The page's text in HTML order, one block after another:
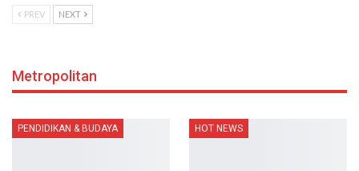
PREV NEXT
Metropolitan
PENDIDIKAN & BUDAYA HOT NEWS